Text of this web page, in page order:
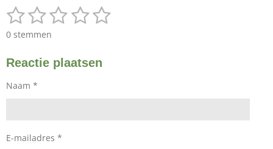
R
a
t
n
:
e
1
s
t
e
r
2
s
t
e
r
e
3
s
t
e
e
4
t
e
5
t
e
S
0 stemmen
Reactie plaatsen
Naam *
E-mailadres *